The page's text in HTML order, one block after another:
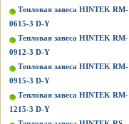
Тепловая завеса HINTEK RM-
0615-3 D-Y
Тепловая завеса HINTEK RM-
0912-3 D-Y
Тепловая завеса HINTEK RM-
0915-3 D-Y
Тепловая завеса HINTEK RM-
1215-3 D-Y